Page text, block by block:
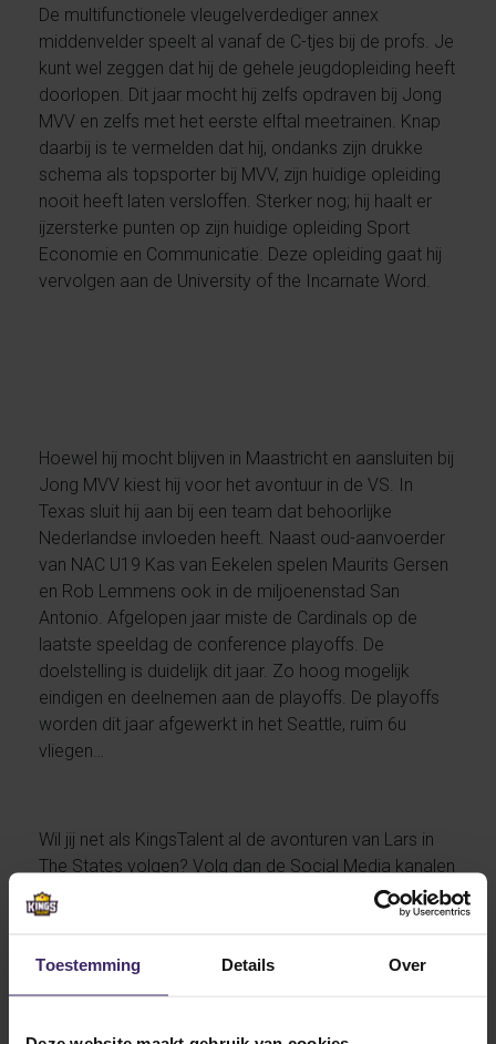
Toestemming Details Over
De multifunctionele vleugelverdediger annex
middenvelder speelt al vanaf de C-tjes bij de profs. Je
kunt wel zeggen dat hij de gehele jeugdopleiding heeft
doorlopen. Dit jaar mocht hij zelfs opdraven bij Jong
MVV en zelfs met het eerste elftal meetrainen. Knap
daarbij is te vermelden dat hij, ondanks zijn drukke
schema als topsporter bij MVV, zijn huidige opleiding
nooit heeft laten versloffen. Sterker nog; hij haalt er
ijzersterke punten op zijn huidige opleiding Sport
Economie en Communicatie. Deze opleiding gaat hij
vervolgen aan de University of the Incarnate Word.
Hoewel hij mocht blijven in Maastricht en aansluiten bij
Jong MVV kiest hij voor het avontuur in de VS. In
Texas sluit hij aan bij een team dat behoorlijke
Nederlandse invloeden heeft. Naast oud-aanvoerder
van NAC U19 Kas van Eekelen spelen Maurits Gersen
en Rob Lemmens ook in de miljoenenstad San
Antonio. Afgelopen jaar miste de Cardinals op de
laatste speeldag de conference playoffs. De
doelstelling is duidelijk dit jaar. Zo hoog mogelijk
eindigen en deelnemen aan de playoffs. De playoffs
worden dit jaar afgewerkt in het Seattle, ruim 6u
vliegen…
Wil jij net als KingsTalent al de avonturen van Lars in
The States volgen? Volg dan de Social Media kanalen
van KingsTalent:
Other articles from Lars